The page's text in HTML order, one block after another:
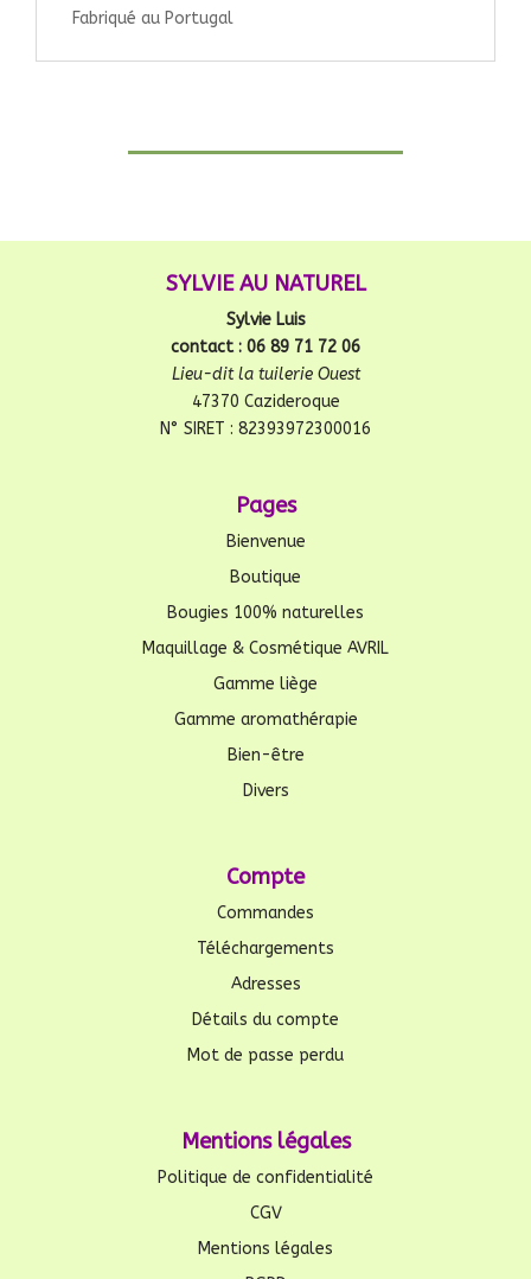
Fabriqué au Portugal
SYLVIE AU NATUREL
Sylvie Luis
contact : 06 89 71 72 06
Lieu-dit la tuilerie Ouest
47370 Cazideroque
N° SIRET : 82393972300016
Pages
Bienvenue
Boutique
Bougies 100% naturelles
Maquillage & Cosmétique AVRIL
Gamme liège
Gamme aromathérapie
Bien-être
Divers
Compte
Commandes
Téléchargements
Adresses
Détails du compte
Mot de passe perdu
Mentions légales
Politique de confidentialité
CGV
Mentions légales